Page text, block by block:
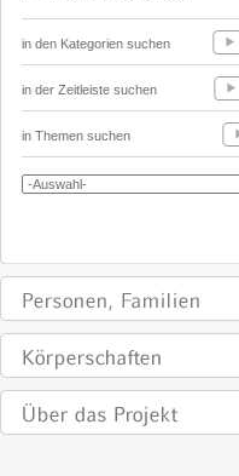
in den Kategorien suchen
in der Zeitleiste suchen
in Themen suchen